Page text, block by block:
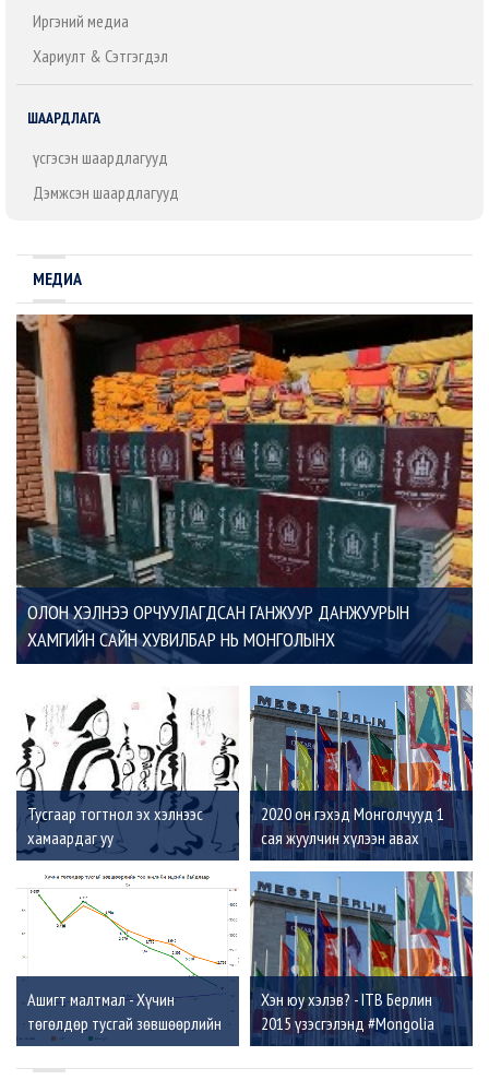
Иргэний медиа
Хариулт & Сэтгэгдэл
ШААРДЛАГА
Үүсгэсэн шаардлагууд
Дэмжсэн шаардлагууд
МЕДИА
ОЛОН ХЭЛНЭЭ ОРЧУУЛАГДСАН ГАНЖУУР ДАНЖУУРЫН
ХАМГИЙН САЙН ХУВИЛБАР НЬ МОНГОЛЫНХ
Тусгаар тогтнол эх хэлнээс
хамаардаг уу
2020 он гэхэд Монголчууд 1
сая жуулчин хүлээн авах
зорилго тавьжээ
Ашигт малтмал - Хүчин
төгөлдөр тусгай зөвшөөрлийн
тоо жилийн эцсийн байдлаар
Хэн юу хэлэв? - ITB Берлин
2015 үзэсгэлэнд #Mongolia
үнэлгээ өндөртэй байна. RT!